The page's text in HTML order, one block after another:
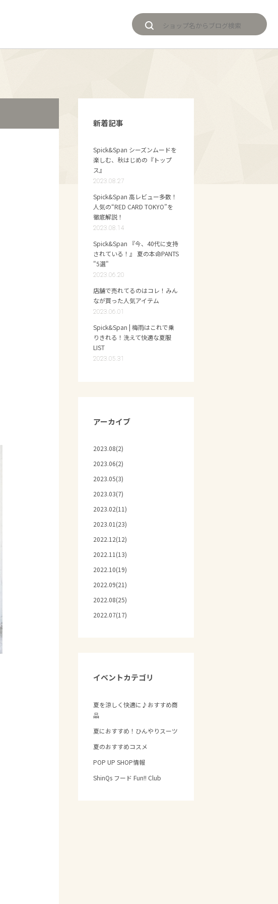
新着記事
Spick&Span シーズンムードを
楽しむ、秋はじめの『トップ
ス』
2023.08.27
Spick&Span 高レビュー多数！
人気の“RED CARD TOKYO”を
徹底解説！
2023.08.14
Spick&Span 『今、40代に支持
されている！』 夏の本命PANTS
"5選"
2023.06.20
店舗で売れてるのはコレ！みん
なが買った人気アイテム
2023.06.01
Spick&Span | 梅雨はこれで乗
りきれる！洗えて快適な夏服
LIST
2023.05.31
アーカイブ
2023.08(2)
2023.06(2)
2023.05(3)
2023.03(7)
2023.02(11)
2023.01(23)
2022.12(12)
2022.11(13)
2022.10(19)
2022.09(21)
2022.08(25)
2022.07(17)
イベントカテゴリ
夏を涼しく快適に♪おすすめ商
品
夏におすすめ！ひんやりスーツ
夏のおすすめコスメ
POP UP SHOP情報
ShinQs フード Fun!! Club